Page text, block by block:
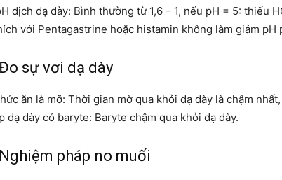
dịch dạ dày: Bình thường từ 1,6 – 1, nếu pH = 5: thiếu
với Pentagastrine hoặc histamin không làm giảm pH
sự vơi dạ dày
ăn là mỡ: Thời gian mờ qua khỏi dạ dày là chậm
dạ dày có baryte: Baryte chậm qua khỏi dạ dày.
pháp no muối